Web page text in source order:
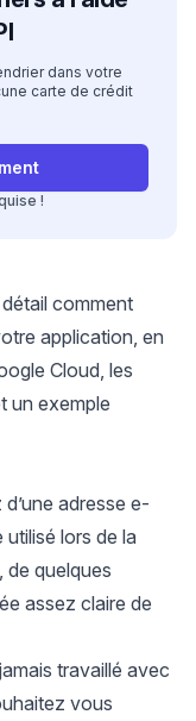
dans votre
carte de crédit
!
comment
application, en
Cloud, les
un exemple
adresse e-
utilisé lors de la
quelques
assez claire de
travaillé avec
vous